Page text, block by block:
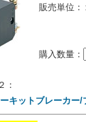
販売単位：
購入数量：
：
キットブレーカー/